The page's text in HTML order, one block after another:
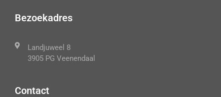
Bezoekadres
Landjuweel 8
3905 PG Veenendaal
Contact